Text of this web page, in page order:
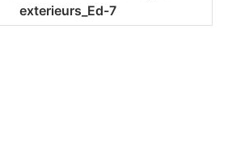
exterieurs_Ed-7